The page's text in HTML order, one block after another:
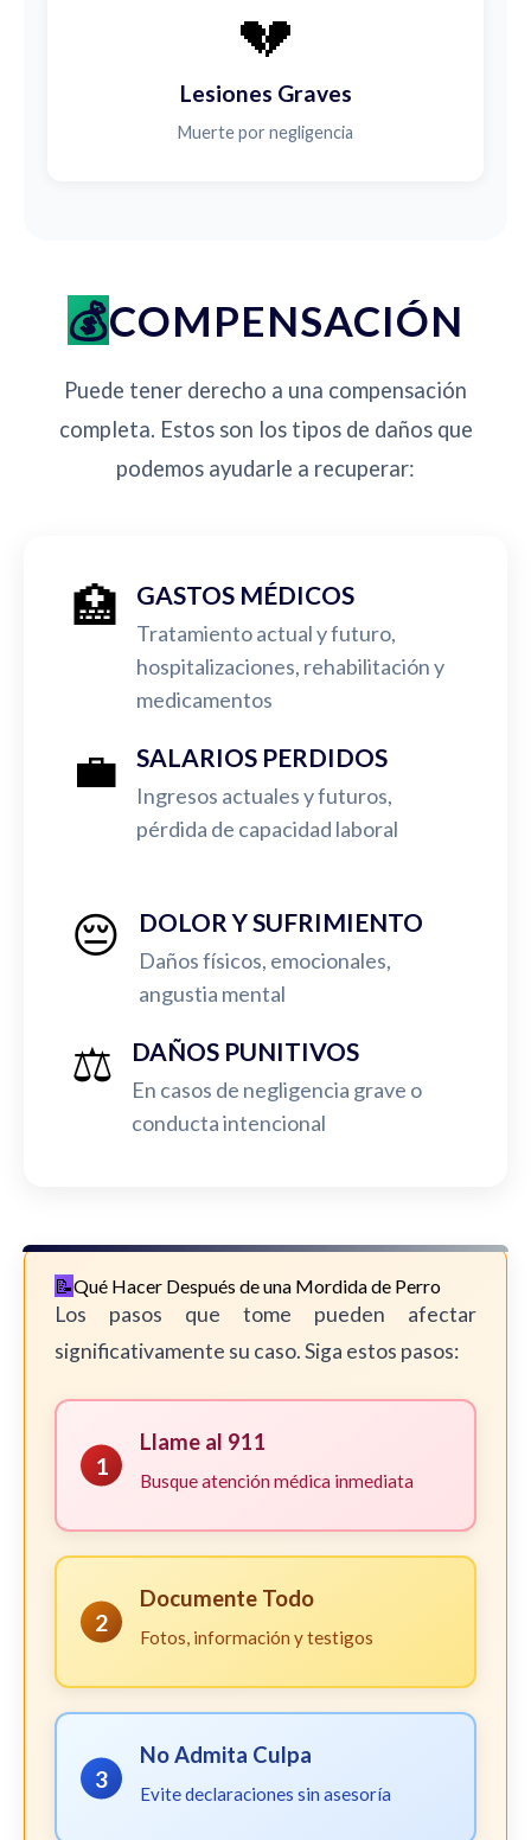
💔
Lesiones Graves
Muerte por negligencia
COMPENSACIÓN
Puede tener derecho a una compensación
completa. Estos son los tipos de daños que
podemos ayudarle a recuperar:
🏥 GASTOS MÉDICOS
Tratamiento actual y futuro,
hospitalizaciones, rehabilitación y
medicamentos
💼 SALARIOS PERDIDOS
Ingresos actuales y futuros,
pérdida de capacidad laboral
😔 DOLOR Y SUFRIMIENTO
Daños físicos, emocionales,
angustia mental
⚖️ DAÑOS PUNITIVOS
En casos de negligencia grave o
conducta intencional
Qué Hacer Después de una Mordida de Perro
Los pasos que tome pueden afectar
significativamente su caso. Siga estos pasos:
1
Llame al 911
Busque atención médica inmediata
2
Documente Todo
Fotos, información y testigos
3
No Admita Culpa
Evite declaraciones sin asesoría